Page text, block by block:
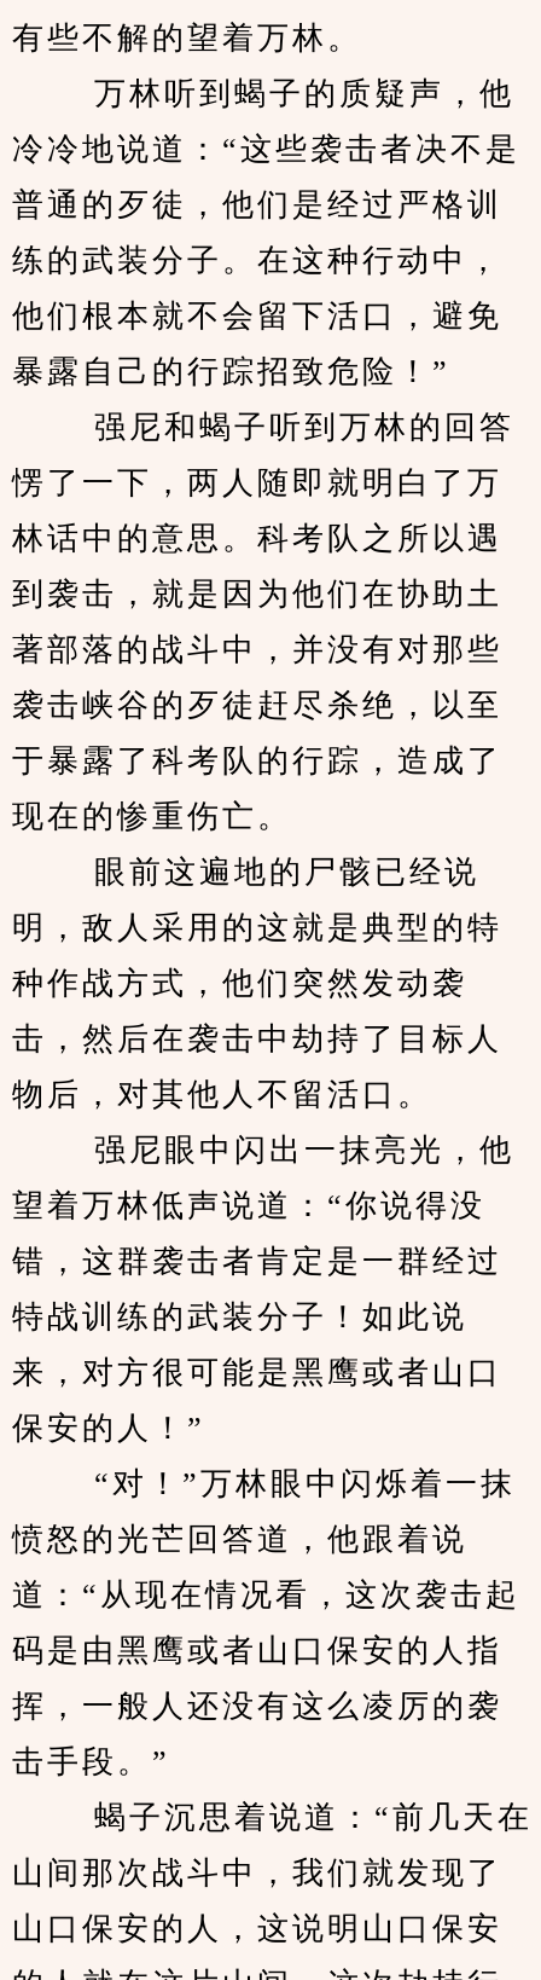
有些不解的望着万林。
冷冷地说道：“这些袭击者决不是
普通的歹徒，他们是经过严格训
练的武装分子。在这种行动中，
他们根本就不会留下活口，避免
暴露自己的行踪招致危险！”
愣了一下，两人随即就明白了万
林话中的意思。科考队之所以遇
到袭击，就是因为他们在协助土
著部落的战斗中，并没有对那些
袭击峡谷的歹徒赶尽杀绝，以至
于暴露了科考队的行踪，造成了
现在的惨重伤亡。
明，敌人采用的这就是典型的特
种作战方式，他们突然发动袭
击，然后在袭击中劫持了目标人
物后，对其他人不留活口。
望着万林低声说道：“你说得没
错，这群袭击者肯定是一群经过
特战训练的武装分子！如此说
来，对方很可能是黑鹰或者山口
保安的人！”
愤怒的光芒回答道，他跟着说
道：“从现在情况看，这次袭击起
码是由黑鹰或者山口保安的人指
挥，一般人还没有这么凌厉的袭
击手段。”
山间那次战斗中，我们就发现了
山口保安的人，这说明山口保安